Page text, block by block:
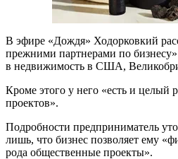
В эфире «Дождя» Ходорковкий
прежними партнерами по
в недвижимость в США,
Кроме этого у него «есть и целый
проектов».
Подробности предприниматель
лишь, что бизнес позволяет ему
рода общественные проекты».